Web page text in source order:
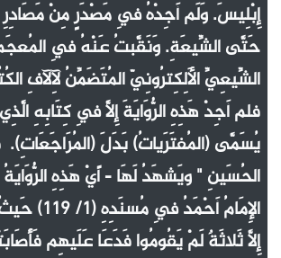
إِبْلِيسَ. وَلَم أَجِدْهُ فِي مَصْدَرٍ مِنْ مَصَادِرِ
حَتَّى الشِّيعَةِ. وَنَقَّبتُ عَنْهُ فِي
الشِّيعِيِّ الأَلِكِترُونِيّ المُتَضَمِّنُ لِآلآفِ
فلم أَجِدْ هَذِهِ الرُّوَايَةَ إِلَّا فِي كِتَابِهِ
يُسَمَّى (المُفتَرَياتُ) بَدَلَ
الحُسَينِ " ويَشهَدُ لَهَا - أًيْ هَذِهِ
الإِمَامُ أَحْمَدُ
إِلَّا ثَلاثَةٌ لَمْ يَقُومُوا فَدَعَا عَلَيهِم